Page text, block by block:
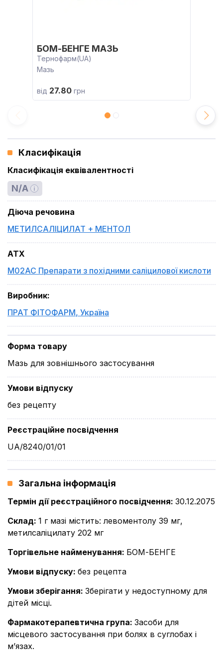
БОМ-БЕНГЕ МАЗЬ
Тернофарм(UA)
Мазь
від 27.80 грн
Класифікація
Класифікація еквівалентності
N/A
Діюча речовина
МЕТИЛСАЛІЦИЛАТ + МЕНТОЛ
ATX
M02AC Препарати з похідними саліцилової кислоти
Виробник:
ПРАТ ФІТОФАРМ, Україна
Форма товару
Мазь для зовнішнього застосування
Умови відпуску
без рецепту
Реєстраційне посвідчення
UA/8240/01/01
Загальна інформація
Термін дії реєстраційного посвідчення: 30.12.2075
Склад: 1 г мазі містить: левоментолу 39 мг,
метилсаліцилату 202 мг
Торгівельне найменування: БОМ-БЕНГЕ
Умови відпуску: без рецепта
Умови зберігання: Зберігати у недоступному для
дітей місці.
Фармакотерапевтична група: Засоби для
місцевого застосування при болях в суглобах і
м’язах.